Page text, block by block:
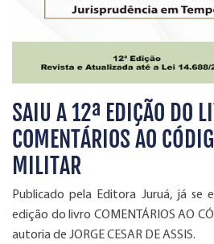
SAIU A 12ª EDIÇÃO DO
COMENTÁRIOS AO
MILITAR
Publicado pela Editora Juruá, já se
edição do livro COMENTÁRIOS AO
autoria de JORGE CESAR DE ASSIS.